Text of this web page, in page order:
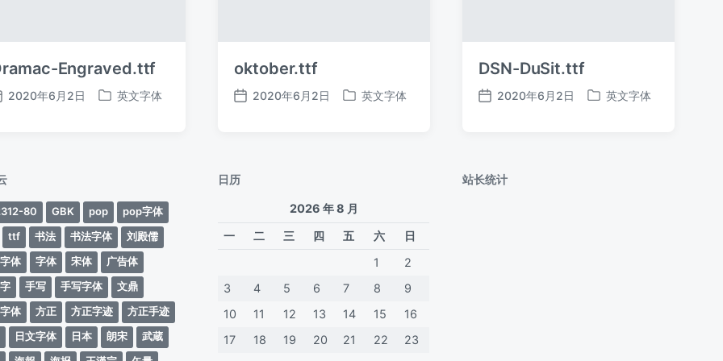
Engraved.ttf
2020年6月2日
发
英文字体
oktober.ttf
发
2020年6月2日
发
英文字体
DSN-DuSit.ttf
发
2020年6月2日
发
英文字体
80 GBK pop
pop字体
ttf
书法 书法字体
刘殿儒
体
字体 宋体
广告体
手写 手写字体
文鼎
体
方正 方正字迹
方正手迹
日文字体 日本 朗宋
武蔵
日历
2026 年 8 月
一
二 三 四 五 六
日
1
2
3
4 5 6 7 8
9
10
11 12 13 14 15
16
17
18 19 20 21 22
23
站长统计